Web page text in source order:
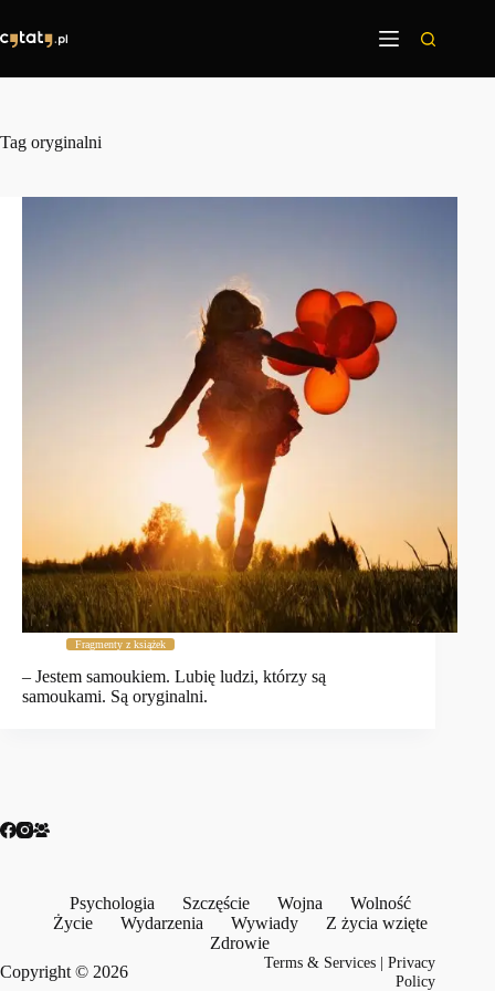
treści
Tag oryginalni
Fragmenty z książek
– Jestem samoukiem. Lubię ludzi, którzy są
samoukami. Są oryginalni.
Psychologia Szczęście Wojna
Wolność
Życie
Wydarzenia Wywiady
Z życia wzięte
Zdrowie
Copyright © 2026
Terms & Services |Privacy
Policy